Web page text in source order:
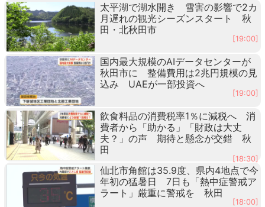
太平湖で湖水開き 雪害の影響で2カ
月遅れの観光シーズンスタート 秋
田・北秋田市
[19:00]
国内最大規模のAIデータセンターが
秋田市に 整備費用は2兆円規模の見
込み UAEが一部投資へ
[19:00]
飲食料品の消費税率1％に減税へ 消
費者から「助かる」「財政は大丈
夫？」の声 期待と懸念が交錯 秋
田
[18:30]
仙北市角館は35.9度、県内4地点で今
年初の猛暑日 7日も「熱中症警戒ア
ラート」厳重に警戒を 秋田
[18:00]